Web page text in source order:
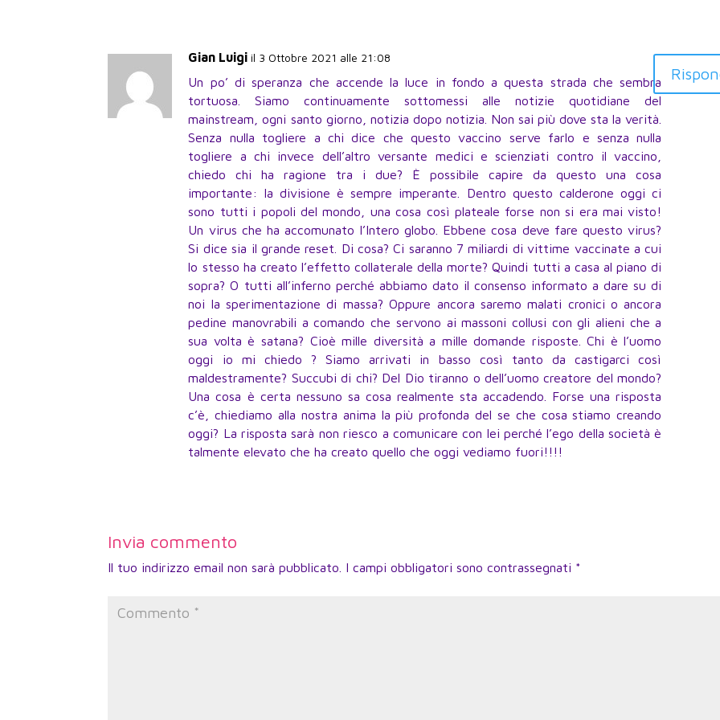
Gian Luigi il 3 Ottobre 2021 alle 21:08
Un po’ di speranza che accende la luce in fondo a questa strada che sembra
tortuosa. Siamo continuamente sottomessi alle notizie quotidiane del
mainstream, ogni santo giorno, notizia dopo notizia. Non sai più dove sta la verità.
Senza nulla togliere a chi dice che questo vaccino serve farlo e senza nulla
togliere a chi invece dell’altro versante medici e scienziati contro il vaccino,
chiedo chi ha ragione tra i due? È possibile capire da questo una cosa
importante: la divisione è sempre imperante. Dentro questo calderone oggi ci
sono tutti i popoli del mondo, una cosa così plateale forse non si era mai visto!
Un virus che ha accomunato l’Intero globo. Ebbene cosa deve fare questo virus?
Si dice sia il grande reset. Di cosa? Ci saranno 7 miliardi di vittime vaccinate a cui
lo stesso ha creato l’effetto collaterale della morte? Quindi tutti a casa al piano di
sopra? O tutti all’inferno perché abbiamo dato il consenso informato a dare su di
noi la sperimentazione di massa? Oppure ancora saremo malati cronici o ancora
pedine manovrabili a comando che servono ai massoni collusi con gli alieni che a
sua volta è satana? Cioè mille diversità a mille domande risposte. Chi è l’uomo
oggi io mi chiedo ? Siamo arrivati in basso così tanto da castigarci così
maldestramente? Succubi di chi? Del Dio tiranno o dell’uomo creatore del mondo?
Una cosa è certa nessuno sa cosa realmente sta accadendo. Forse una risposta
c’è, chiediamo alla nostra anima la più profonda del se che cosa stiamo creando
oggi? La risposta sarà non riesco a comunicare con lei perché l’ego della società è
talmente elevato che ha creato quello che oggi vediamo fuori!!!!
Invia commento
Il tuo indirizzo email non sarà pubblicato. I campi obbligatori sono contrassegnati *